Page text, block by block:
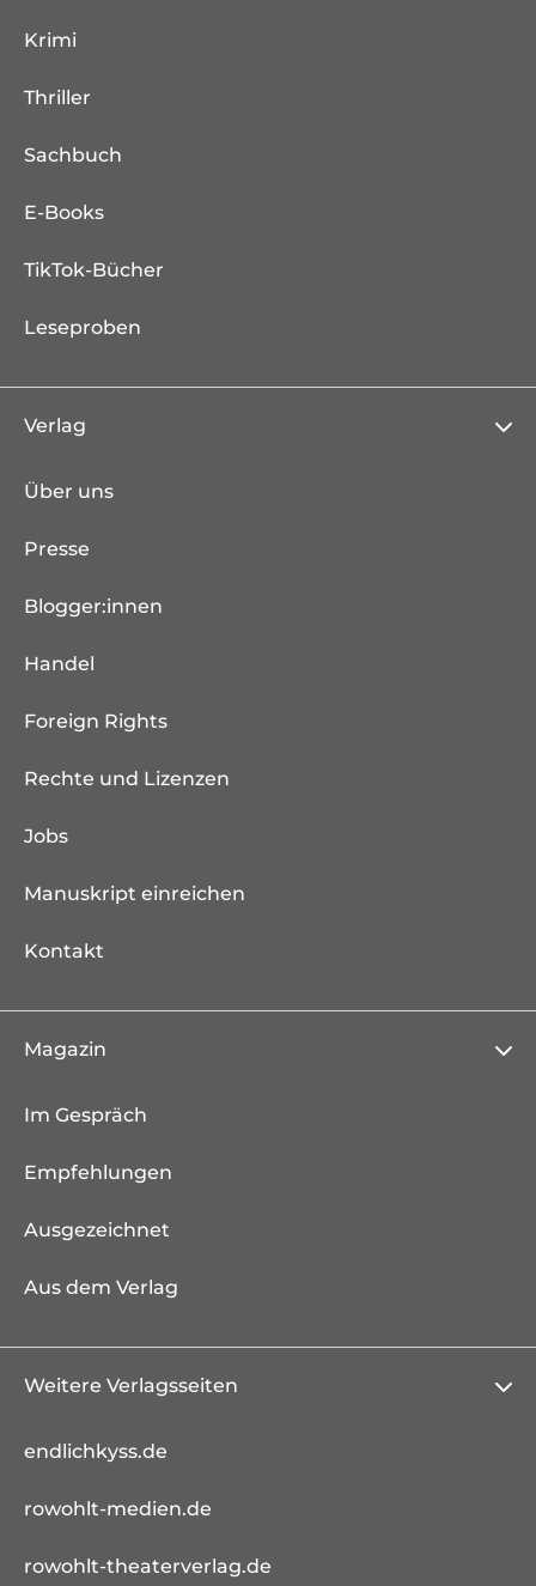
Krimi
Thriller
Sachbuch
E-Books
TikTok-Bücher
Leseproben
Verlag
Über uns
Presse
Blogger:innen
Handel
Foreign Rights
Rechte und Lizenzen
Jobs
Manuskript einreichen
Kontakt
Magazin
Im Gespräch
Empfehlungen
Ausgezeichnet
Aus dem Verlag
Weitere Verlagsseiten
endlichkyss.de
rowohlt-medien.de
rowohlt-theaterverlag.de